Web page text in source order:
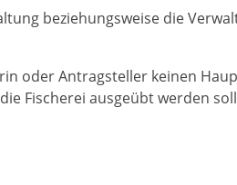
beziehungsweise die
oder Antragsteller keinen
Fischerei ausgeübt werden